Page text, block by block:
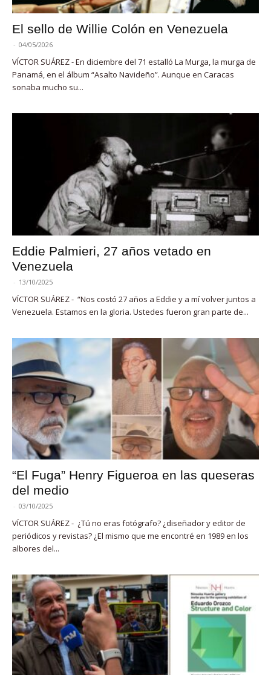
El sello de Willie Colón en Venezuela
- 04/05/2026
VÍCTOR SUÁREZ - En diciembre del 71 estalló La Murga, la murga de
Panamá, en el álbum “Asalto Navideño”. Aunque en Caracas
sonaba mucho su...
Eddie Palmieri, 27 años vetado en
Venezuela
- 13/10/2025
VÍCTOR SUÁREZ - “Nos costó 27 años a Eddie y a mí volver juntos a
Venezuela. Estamos en la gloria. Ustedes fueron gran parte de...
“El Fuga” Henry Figueroa en las queseras
del medio
- 03/10/2025
VÍCTOR SUÁREZ - ¿Tú no eras fotógrafo? ¿diseñador y editor de
periódicos y revistas? ¿El mismo que me encontré en 1989 en los
albores del...